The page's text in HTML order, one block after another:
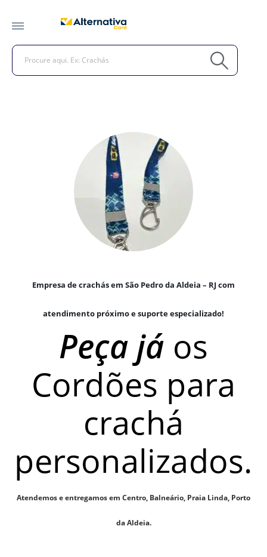
Empresa de crachás em São Pedro da Aldeia – RJ com
atendimento próximo e suporte especializado!
Peça já os
Cordões para
crachá
personalizados.
Atendemos e entregamos em Centro, Balneário, Praia Linda, Porto
da Aldeia.